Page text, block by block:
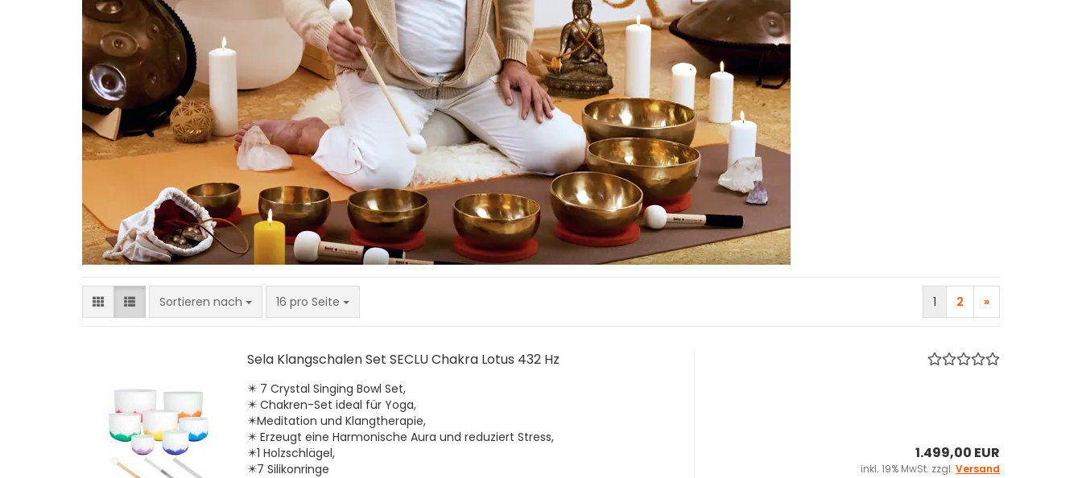
Sortieren nach
Sortieren nach 16 pro Seite
pro Seite 1 2 »
Sela Klangschalen Set SECLU Chakra Lotus 432 Hz
✴️ 7 Crystal Singing Bowl Set,
✴️ Chakren-Set ideal für Yoga,
✴️Meditation und Klangtherapie,
✴️ Erzeugt eine Harmonische Aura und reduziert Stress,
✴️1 Holzschlägel,
✴️7 Silikonringe
1.499,00 EUR
inkl. 19% MwSt. zzgl. Versand